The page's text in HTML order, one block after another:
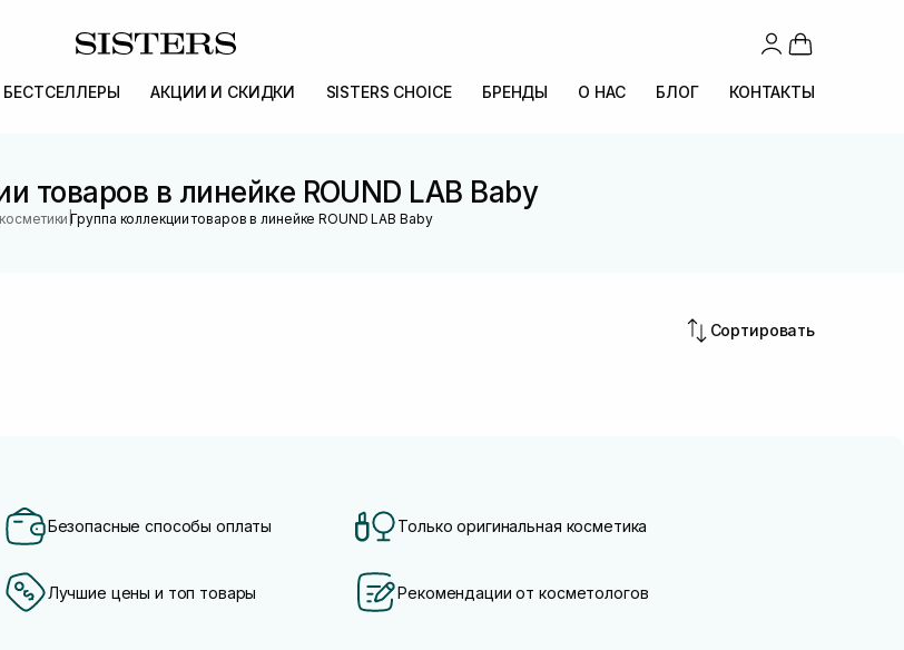
БЕСТСЕЛЛЕРЫ АКЦИИ И СКИДКИ SISTERS CHOICE БРЕНДЫ О НАС БЛОГ КОНТАКТЫ
товаров в линейке ROUND LAB Baby
|Группа коллекции товаров в линейке ROUND LAB Baby
Сортировать
Безопасные способы оплаты Только оригинальная косметика
Лучшие цены и топ товары Рекомендации от косметологов